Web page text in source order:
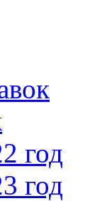
год
год